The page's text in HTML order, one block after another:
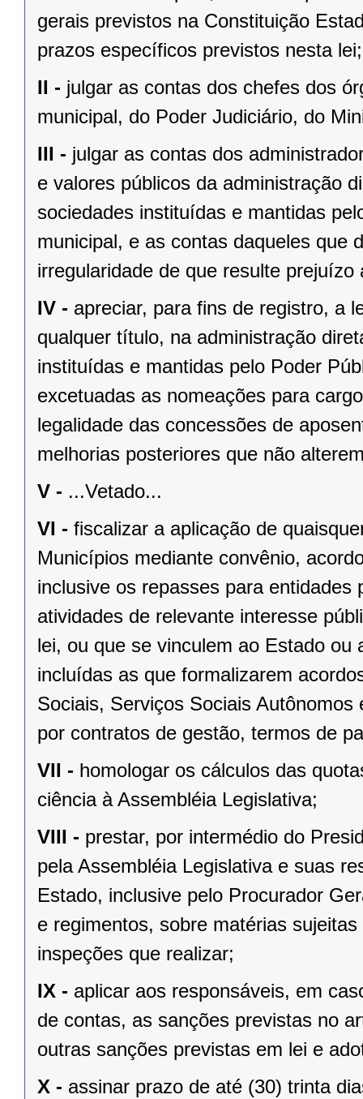
gerais previstos na Constituição
prazos específicos previstos nesta lei;
II - julgar as contas dos chefes dos
municipal, do Poder Judiciário, do
III - julgar as contas dos
e valores públicos da administração
sociedades instituídas e mantidas
municipal, e as contas daqueles que
irregularidade de que resulte prejuízo
IV - apreciar, para fins de registro, a
qualquer título, na administração
instituídas e mantidas pelo Poder
excetuadas as nomeações para
legalidade das concessões de
melhorias posteriores que não
V - ...Vetado...
VI - fiscalizar a aplicação de
Municípios mediante convênio,
inclusive os repasses para
atividades de relevante interesse
lei, ou que se vinculem ao Estado
incluídas as que formalizarem
Sociais, Serviços Sociais
por contratos de gestão, termos de
VII - homologar os cálculos das
ciência à Assembléia Legislativa;
VIII - prestar, por intermédio do
pela Assembléia Legislativa e suas
Estado, inclusive pelo Procurador
e regimentos, sobre matérias
inspeções que realizar;
IX - aplicar aos responsáveis, em
de contas, as sanções previstas no
outras sanções previstas em lei e
X - assinar prazo de até (30) trinta